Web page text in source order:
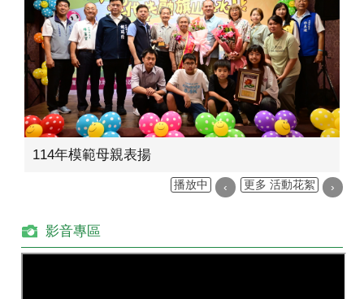
114年模範母親表揚
播放中 ‹ 更多 活動花絮 ›
影音專區